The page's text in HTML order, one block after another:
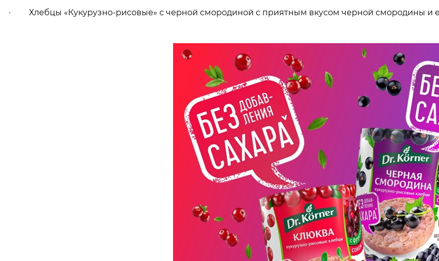
· Хлебцы «Кукурузно-рисовые» с черной смородиной с приятным вкусом черной смородины и